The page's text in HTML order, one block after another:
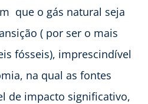
que o gás natural seja
( por ser o mais
fósseis), imprescindível
na qual as fontes
de impacto significativo,